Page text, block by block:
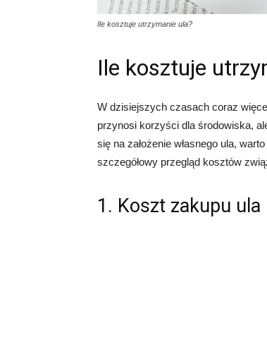
Ile kosztuje utrzymanie ula?
Ile kosztuje
W dzisiejszych czasach coraz
przynosi korzyści dla środowiska,
się na założenie własnego ula,
szczegółowy przegląd kosztów
1. Koszt zakupu ula